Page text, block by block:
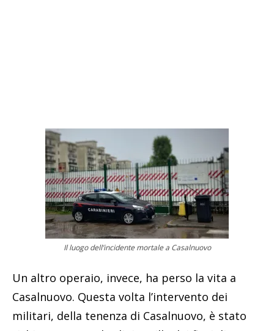
Il luogo dell’incidente mortale a Casalnuovo
Un altro operaio, invece, ha perso la vita a
Casalnuovo. Questa volta l’intervento dei
militari, della tenenza di Casalnuovo, è stato